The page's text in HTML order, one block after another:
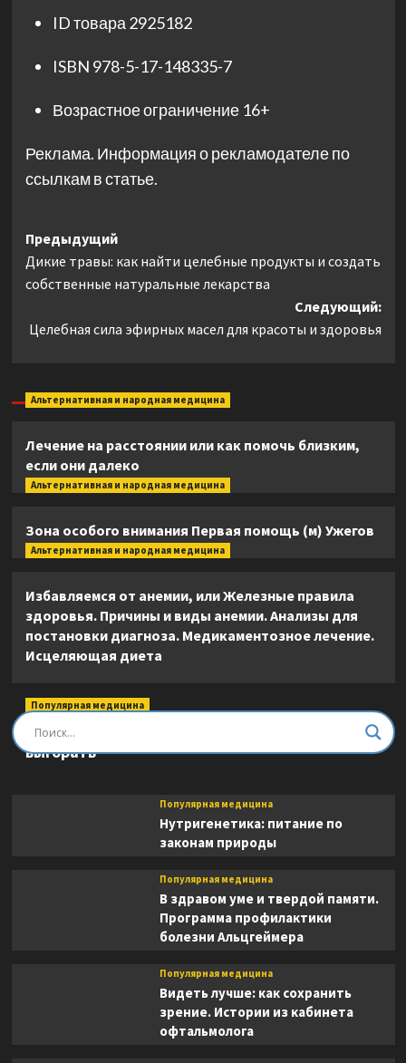
ID товара 2925182
ISBN 978-5-17-148335-7
Возрастное ограничение 16+
Реклама. Информация о рекламодателе по
ссылкам в статье.
Навигация
записи
Предыдущий
Дикие травы: как найти целебные продукты и создать
собственные натуральные лекарства
Следующий:
Целебная сила эфирных масел для красоты и здоровья
Альтернативная и народная медицина
Лечение на расстоянии или как помочь близким,
если они далеко
Альтернативная и народная медицина
Зона особого внимания Первая помощь (м) Ужегов
Альтернативная и народная медицина
Избавляемся от анемии, или Железные правила
здоровья. Причины и виды анемии. Анализы для
постановки диагноза. Медикаментозное лечение.
Исцеляющая диета
Популярная медицина
Быть врачом. Как помогать, развиваться и не
выгорать
Популярная медицина
Нутригенетика: питание по
законам природы
Популярная медицина
В здравом уме и твердой памяти.
Программа профилактики
болезни Альцгеймера
Популярная медицина
Видеть лучше: как сохранить
зрение. Истории из кабинета
офтальмолога